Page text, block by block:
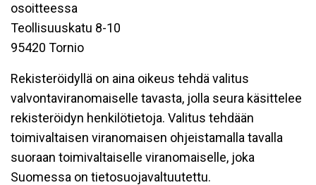
osoitteessa
Teollisuuskatu 8-10
95420 Tornio
Rekisteröidyllä on aina oikeus tehdä valitus
valvontaviranomaiselle tavasta, jolla seura käsittelee
rekisteröidyn henkilötietoja. Valitus tehdään
toimivaltaisen viranomaisen ohjeistamalla tavalla
suoraan toimivaltaiselle viranomaiselle, joka
Suomessa on tietosuojavaltuutettu.